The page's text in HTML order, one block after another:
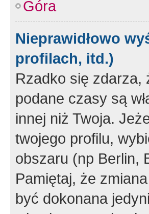
Góra
Nieprawidłowo
profilach, itd.)
Rzadko się zdarza,
podane czasy są
innej niż Twoja.
twojego profilu,
obszaru (np Berlin,
Pamiętaj, że
być dokonana